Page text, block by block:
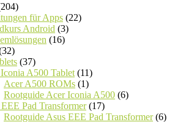
für Apps (22)
Android (3)
(16)
(37)
A500 Tablet (11)
Acer A500 ROMs (1)
Rootguide Acer Iconia A500 (6)
Pad Transformer(17)
Rootguide Asus EEE Pad Transformer(6)